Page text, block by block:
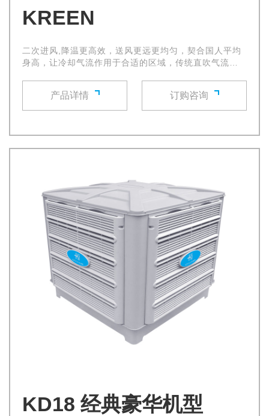
KREEN
二次进风,降温更高效，送风更远更均匀，契合国人平均
身高，让冷却气流作用于合适的区域，传统直吹气流变
产品详情 订购咨询
KD18 经典豪华机型